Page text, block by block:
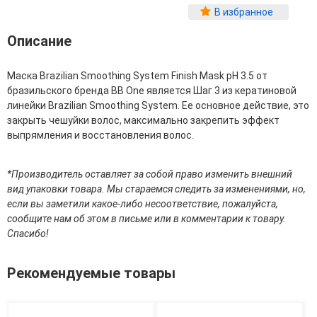
Ампулы для лица
Бальзамы для лица
Гели для лица
Защита от солнца для лица
Карбокситерапия
Маски для лица
Масла для лица
Мицеллярная вода
Молочко и сливки для лица
Наборы для ухода за лицом
Скрабы, пилинги и гоммажи для лица
Спреи для лица
В избранное
Описание
Маска Brazilian Smoothing System Finish Mask pH 3.5 от
бразильского бренда BB One является Шаг 3 из кератиновой
линейки Brazilian Smoothing System. Ее основное действие, это
закрыть чешуйки волос, максимально закрепить эффект
выпрямления и восстановления волос.
*Производитель оставляет за собой право изменить внешний
вид упаковки товара. Мы стараемся следить за изменениями, но,
если вы заметили какое-либо несоответствие, пожалуйста,
сообщите нам об этом в письме или в комментарии к товару.
Спасибо!
Рекомендуемые товары